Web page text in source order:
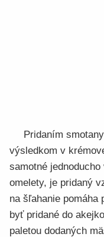
Pridaním
výsledkom v
samotné
omelety, je pridaný
na šľahanie pomáha
byť pridané do
paletou dodaných